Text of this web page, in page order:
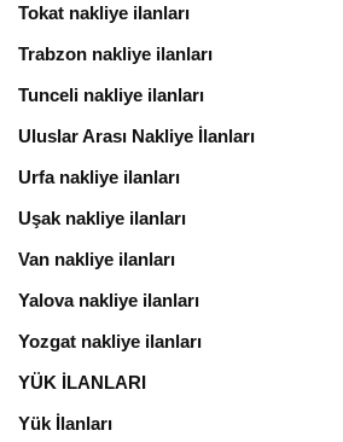
Tokat nakliye ilanları
Trabzon nakliye ilanları
Tunceli nakliye ilanları
Uluslar Arası Nakliye İlanları
Urfa nakliye ilanları
Uşak nakliye ilanları
Van nakliye ilanları
Yalova nakliye ilanları
Yozgat nakliye ilanları
YÜK İLANLARI
Yük İlanları